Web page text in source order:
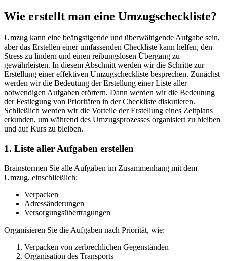
Wie erstellt man eine Umzugscheckliste?
Umzug kann eine beängstigende und überwältigende Aufgabe sein,
aber das Erstellen einer umfassenden Checkliste kann helfen, den
Stress zu lindern und einen reibungslosen Übergang zu
gewährleisten. In diesem Abschnitt werden wir die Schritte zur
Erstellung einer effektiven Umzugscheckliste besprechen. Zunächst
werden wir die Bedeutung der Erstellung einer Liste aller
notwendigen Aufgaben erörtern. Dann werden wir die Bedeutung
der Festlegung von Prioritäten in der Checkliste diskutieren.
Schließlich werden wir die Vorteile der Erstellung eines Zeitplans
erkunden, um während des Umzugsprozesses organisiert zu bleiben
und auf Kurs zu bleiben.
1. Liste aller Aufgaben erstellen
Brainstormen Sie alle Aufgaben im Zusammenhang mit dem
Umzug, einschließlich:
Verpacken
Adressänderungen
Versorgungsübertragungen
Organisieren Sie die Aufgaben nach Priorität, wie:
Verpacken von zerbrechlichen Gegenständen
Organisation des Transports